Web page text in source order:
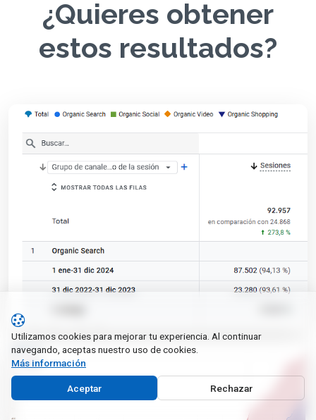
¿Quieres obtener
estos resultados?
Utilizamos cookies para mejorar tu experiencia. Al continuar
navegando, aceptas nuestro uso de cookies.
Más información
Aceptar Rechazar